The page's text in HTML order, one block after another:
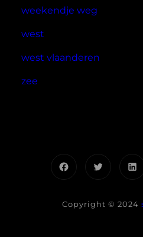
weekendje weg
west
west vlaanderen
zee
FacebookTwitter
Copyright © 2024